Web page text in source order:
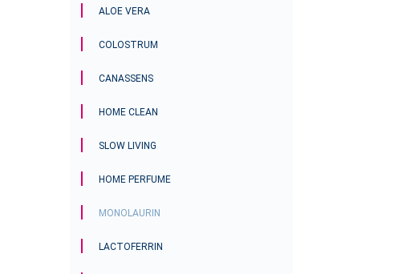
ALOE VERA
COLOSTRUM
CANASSENS
HOME CLEAN
SLOW LIVING
HOME PERFUME
MONOLAURIN
LACTOFERRIN